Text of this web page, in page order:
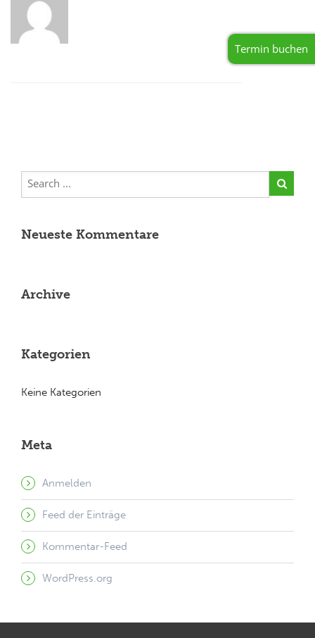
Termin buchen
Neueste Kommentare
Archive
Kategorien
Keine Kategorien
Meta
Anmelden
Feed der Einträge
Kommentar-Feed
WordPress.org